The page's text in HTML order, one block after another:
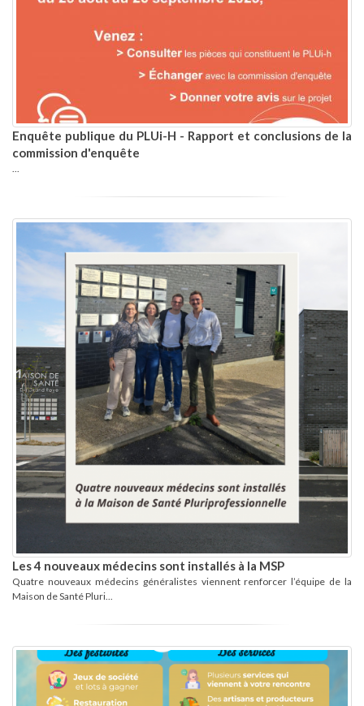
Enquête publique du PLUi-H - Rapport et conclusions de la
commission d'enquête
...
Les 4 nouveaux médecins sont installés à la MSP
Quatre nouveaux médecins généralistes viennent renforcer l’équipe de la
Maison de Santé Pluri...